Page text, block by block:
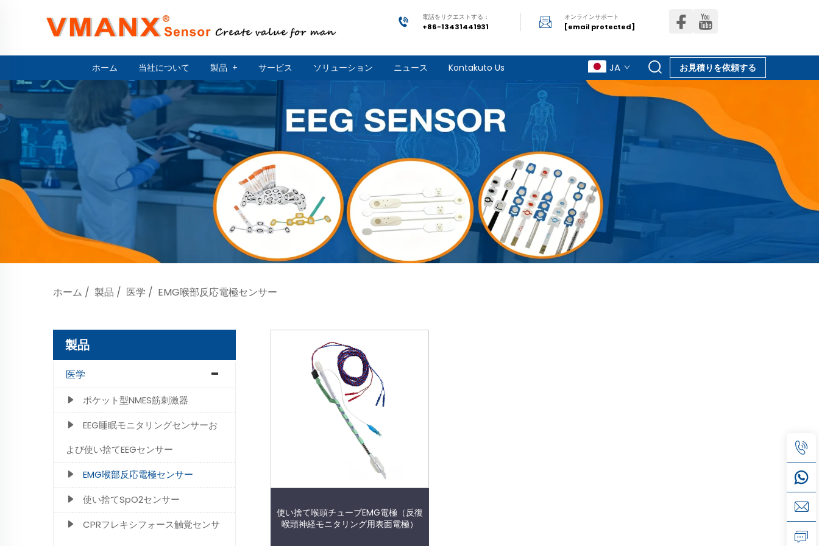
電話をリクエストする：
+86-13431441931
オンラインサポート
[email protected]
ホーム 当社について 製品 + サービス ソリューション ニュース Kontakuto Us JA お見積りを依頼する
ホーム / 製品 / 医学 / EMG喉部反応電極センサー
製品
医学
ポケット型NMES筋刺激器
EEG睡眠モニタリングセンサーお
よび使い捨てEEGセンサー
EMG喉部反応電極センサー
使い捨てSpO2センサー
CPRフレキシフォース触覚センサ
使い捨て喉頭チューブEMG電極（反復
喉頭神経モニタリング用表面電極）